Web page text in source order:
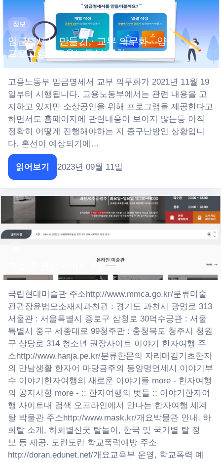
정보
임금명세서 만들기 · 교부 의무화 · 양식
프로그램 · 고용노동부 지침
고용노동부 임금명세서 교부 의무화가 2021년 11월 19
일부터 시행됩니다. 고용노동부에서는 관련 내용을 고
지하고 있지만 소상공인을 위해 프로그램을 제공한다고
하면서도 홈페이지에 관련내용이 보이지 않는등 아직
정확히 어떻게 진행해야하는 지 중구난방인 상황입니
다. 혼선이 예상되기에…
읽어보기 2023년 09월 11일
청소년 권장사이트 6곳
국립현대미술관 주소http://www.mmca.go.kr/분류미술
관관장윤범모소재지과천관 : 경기도 과천시 광명로 313
서울관 : 서울특별시 종로구 삼청로 30덕수궁관 : 서울
특별시 중구 세종대로 99청주관 : 충청북도 청주시 청원
구 상당로 314 청소년 권장사이트 이야기 한자여행 주
소http://www.hanja.pe.kr/분류한문의 자리매김기초한자
의 만남생활 한자어 마당금주의 동양명언세시 이야기부
수 이야기한자여행의 새로운 이야기들 more - 한자여행
의 공지사항 more - :: 한자여행의 벗들 :: 이야기한자여
행 사이트내 검색 오프라인에서 만나는 한자여행 세계
탈 박물관 주소http://www.mask.kr/개요박물관 안내, 하
회탈 소개, 하회별신굿 탈놀이, 한국 및 국가별 탈 정
보 등 제공. 도란도란 학교폭력예방 주소
http://doran.edunet.net/개요교육부 운영, 학교폭력 예